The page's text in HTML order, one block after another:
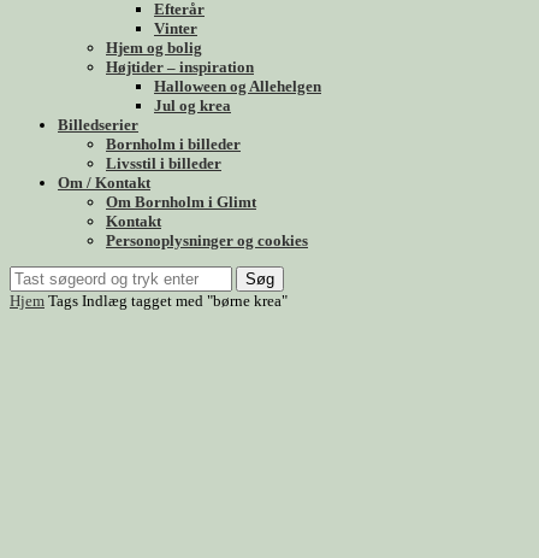
Efterår
Vinter
Hjem og bolig
Højtider – inspiration
Halloween og Allehelgen
Jul og krea
Billedserier
Bornholm i billeder
Livsstil i billeder
Om / Kontakt
Om Bornholm i Glimt
Kontakt
Personoplysninger og cookies
Søg
Hjem Tags Indlæg tagget med "børne krea"